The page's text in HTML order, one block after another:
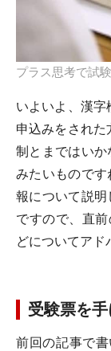
プラス思考で試
いよいよ、漢
申込みをされ
制とまではい
みたいもので
報について説
ですので、直
どについてアド
受験票を
前回の記事で